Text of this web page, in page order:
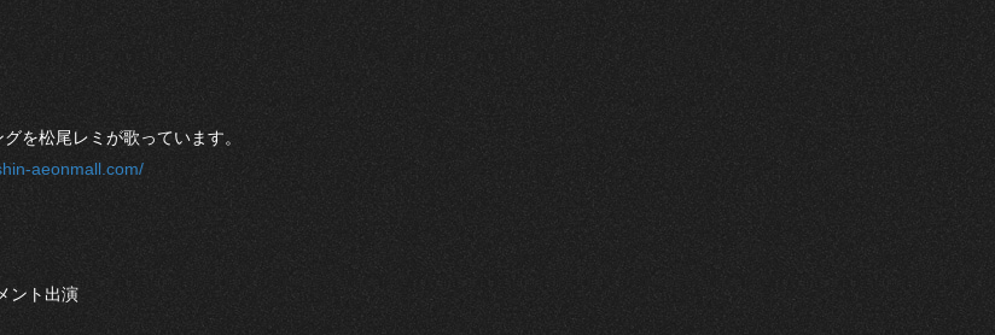
を松尾レミが歌っています。
aeonmall.com/
ント出演